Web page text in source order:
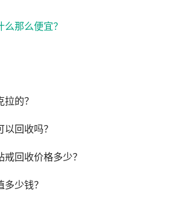
那么便宜？
的？
回收吗？
回收价格多少？
少钱？